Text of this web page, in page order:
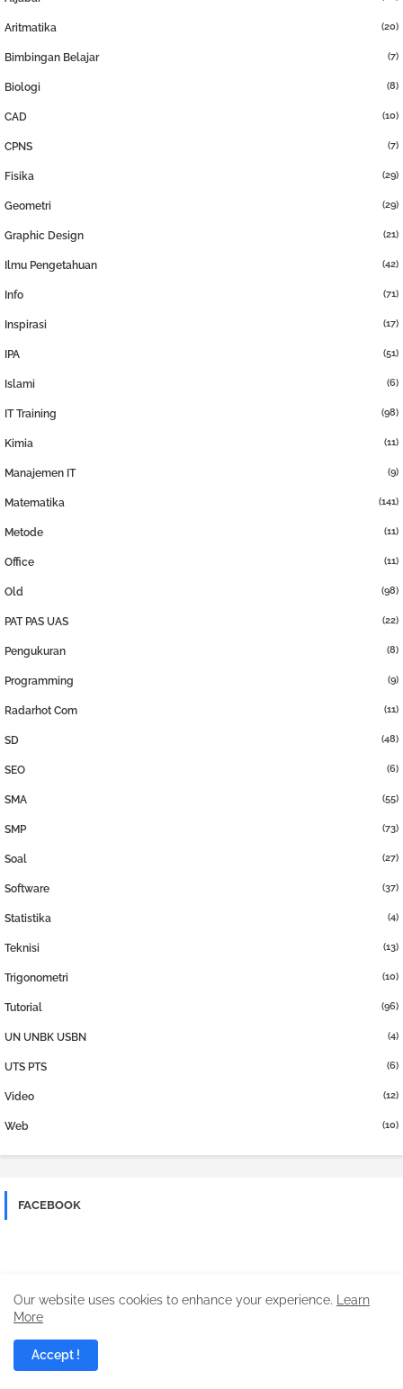
Aritmatika (20)
Bimbingan Belajar (7)
Biologi (8)
CAD (10)
CPNS (7)
Fisika (29)
Geometri (29)
Graphic Design (21)
Ilmu Pengetahuan (42)
Info (71)
Inspirasi (17)
IPA (51)
Islami (6)
IT Training (98)
Kimia (11)
Manajemen IT (9)
Matematika (141)
Metode (11)
Office (11)
Old (98)
PAT PAS UAS (22)
Pengukuran (8)
Programming (9)
Radarhot Com (11)
SD (48)
SEO (6)
SMA (55)
SMP (73)
Soal (27)
Software (37)
Statistika (4)
Teknisi (13)
Trigonometri (10)
Tutorial (96)
UN UNBK USBN (4)
UTS PTS (6)
Video (12)
Web (10)
FACEBOOK
POPULAR POSTS
Our website uses cookies to enhance your experience.
Learn
More
Accept !